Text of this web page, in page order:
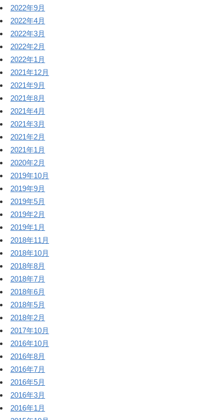
2022年9月
2022年4月
2022年3月
2022年2月
2022年1月
2021年12月
2021年9月
2021年8月
2021年4月
2021年3月
2021年2月
2021年1月
2020年2月
2019年10月
2019年9月
2019年5月
2019年2月
2019年1月
2018年11月
2018年10月
2018年8月
2018年7月
2018年6月
2018年5月
2018年2月
2017年10月
2016年10月
2016年8月
2016年7月
2016年5月
2016年3月
2016年1月